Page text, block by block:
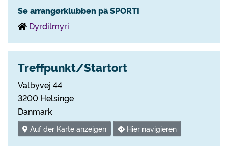
Se arrangørklubben på SPORTI
Dyrdilmyri
Treffpunkt/Startort
Valbyvej 44
3200 Helsinge
Danmark
Auf der Karte anzeigen Hier navigieren